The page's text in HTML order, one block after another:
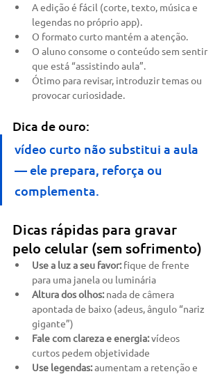
A edição é fácil (corte, texto, música e
legendas no próprio app).
O formato curto mantém a atenção.
O aluno consome o conteúdo sem sentir
que está “assistindo aula”.
Ótimo para revisar, introduzir temas ou
provocar curiosidade.
Dica de ouro:
vídeo curto não substitui a aula
— ele prepara, reforça ou
complementa.
Dicas rápidas para gravar
pelo celular (sem sofrimento)
Use a luz a seu favor: fique de frente
para uma janela ou luminária
Altura dos olhos: nada de câmera
apontada de baixo (adeus, ângulo “nariz
gigante”)
Fale com clareza e energia: vídeos
curtos pedem objetividade
Use legendas: aumentam a retenção e